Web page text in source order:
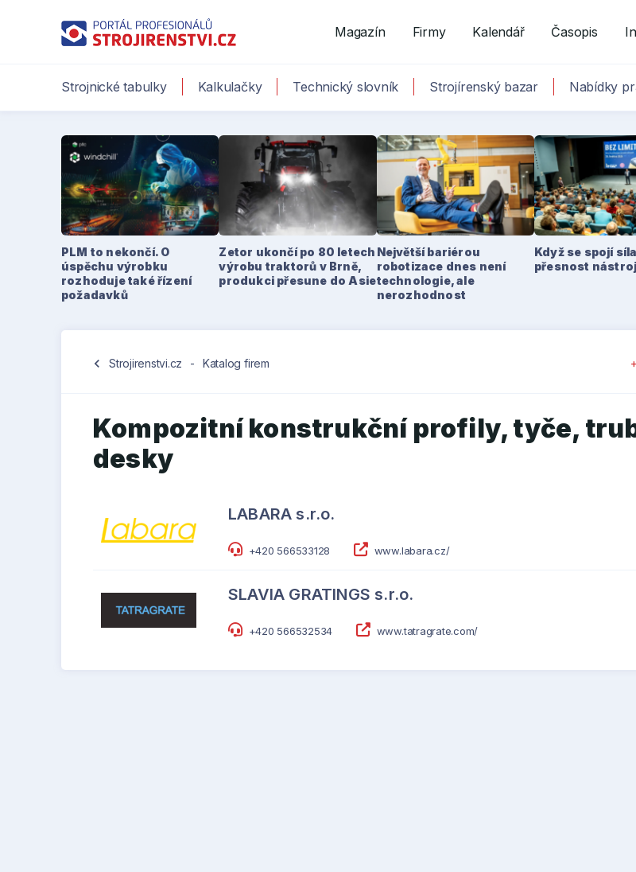
Magazín Firmy Kalendář Časopis
Strojnické tabulky Kalkulačky Technický slovník Strojírenský bazar Nabídky
PLM to nekončí. O
úspěchu výrobku
rozhoduje také řízení
požadavků
Zetor ukončí po 80 letech
výrobu traktorů v Brně,
produkci přesune do Asie
Největší bariérou
robotizace dnes není
technologie, ale
nerozhodnost
Když se spojí
přesnost
chevron_left Strojirenstvi.cz - Katalog firem
Kompozitní konstrukční profily, tyče,
desky
LABARA s.r.o.
+420 566533128 www.labara.cz/
SLAVIA GRATINGS s.r.o.
+420 566532534 www.tatragrate.com/